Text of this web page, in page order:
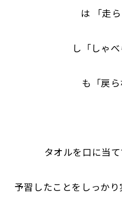
は 「走ら
し「しゃべ
も「戻ら
タオルを口に当て
予習したことをしっか